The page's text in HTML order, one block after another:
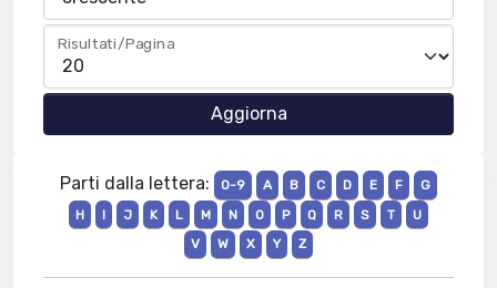
Risultati/Pagina
Parti dalla lettera: 0-9 A B C D E F
G
H
I J K L M N O P Q R S T
U
V
W X Y Z